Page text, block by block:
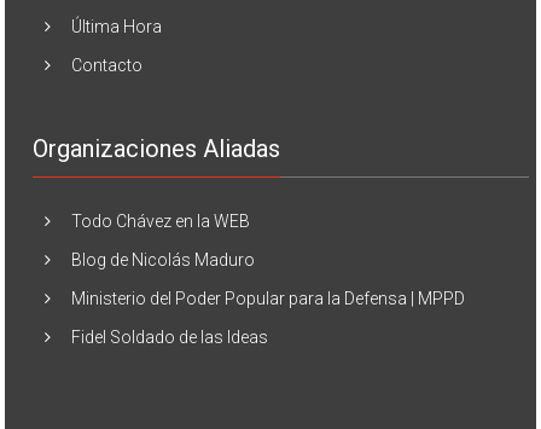
Última Hora
Contacto
Organizaciones Aliadas
Todo Chávez en la WEB
Blog de Nicolás Maduro
Ministerio del Poder Popular para la Defensa | MPPD
Fidel Soldado de las Ideas